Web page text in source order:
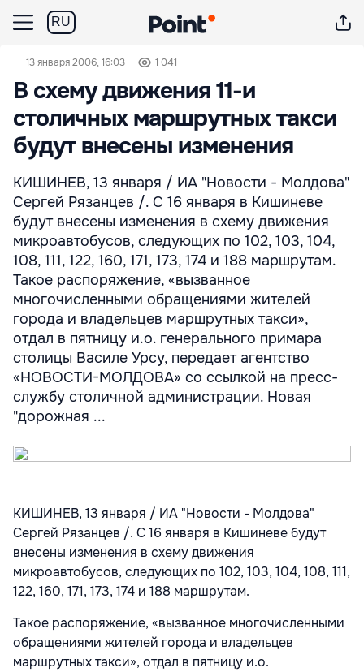
RU
13 января 2006, 16:03 1 041
В схему движения 11-и
столичных маршрутных такси
будут внесены изменения
КИШИНЕВ, 13 января / ИА "Новости - Молдова"
Сергей Рязанцев /. С 16 января в Кишиневе
будут внесены изменения в схему движения
микроавтобусов, следующих по 102, 103, 104,
108, 111, 122, 160, 171, 173, 174 и 188 маршрутам.
Такое распоряжение, «вызванное
многочисленными обращениями жителей
города и владельцев маршрутных такси»,
отдал в пятницу и.о. генерального примара
столицы Василе Урсу, передает агентство
«НОВОСТИ-МОЛДОВА» со ссылкой на пресс-
службу столичной администрации. Новая
"дорожная ...
КИШИНЕВ, 13 января / ИА "Новости - Молдова"
Сергей Рязанцев /. С 16 января в Кишиневе будут
внесены изменения в схему движения
микроавтобусов, следующих по 102, 103, 104, 108, 111,
122, 160, 171, 173, 174 и 188 маршрутам.
Такое распоряжение, «вызванное многочисленными
обращениями жителей города и владельцев
маршрутных такси», отдал в пятницу и.о.